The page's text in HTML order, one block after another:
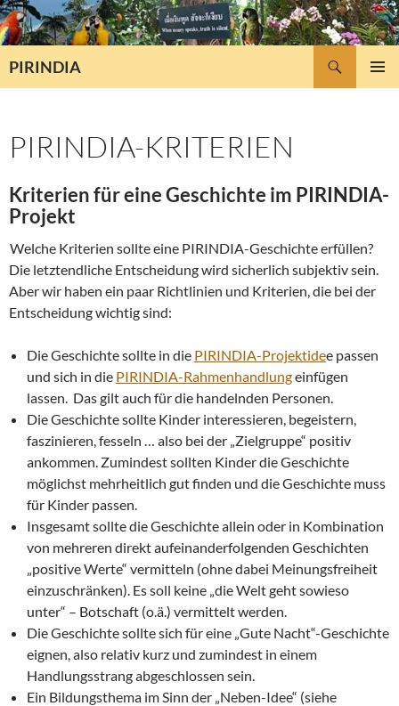
Zum
Inhalt
PIRINDIA
PIRINDIA-KRITERIEN
Kriterien für eine Geschichte im PIRINDIA-
Projekt
Welche Kriterien sollte eine PIRINDIA-Geschichte erfüllen?
Die letztendliche Entscheidung wird sicherlich subjektiv sein.
Aber wir haben ein paar Richtlinien und Kriterien, die bei der
Entscheidung wichtig sind:
Die Geschichte sollte in die PIRINDIA-Projektidee passen
und sich in die PIRINDIA-Rahmenhandlungeinfügen
lassen. Das gilt auch für die handelnden Personen.
Die Geschichte sollte Kinder interessieren, begeistern,
faszinieren, fesseln … also bei der „Zielgruppe“ positiv
ankommen. Zumindest sollten Kinder die Geschichte
möglichst mehrheitlich gut finden und die Geschichte muss
für Kinder passen.
Insgesamt sollte die Geschichte allein oder in Kombination
von mehreren direkt aufeinanderfolgenden Geschichten
„positive Werte“ vermitteln (ohne dabei Meinungsfreiheit
einzuschränken). Es soll keine „die Welt geht sowieso
unter“ – Botschaft (o.ä.) vermittelt werden.
Die Geschichte sollte sich für eine „Gute Nacht“-Geschichte
eignen, also relativ kurz und zumindest in einem
Handlungsstrang abgeschlossen sein.
Ein Bildungsthema im Sinn der „Neben-Idee“ (siehe